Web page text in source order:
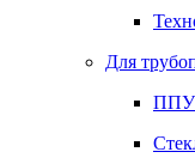
Для
ППУ